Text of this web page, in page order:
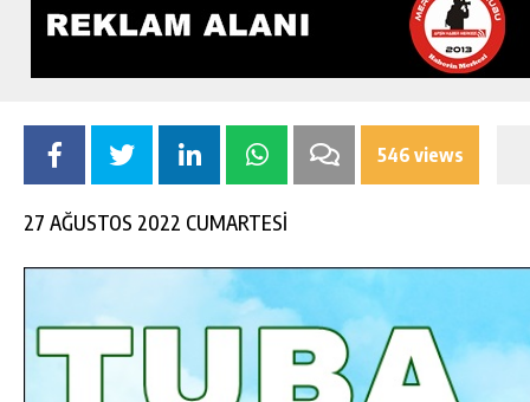
546 views
27 AĞUSTOS 2022 CUMARTESİ